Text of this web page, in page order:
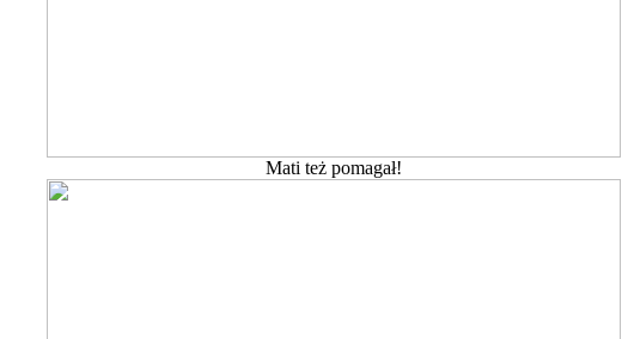
Mati też pomagał!